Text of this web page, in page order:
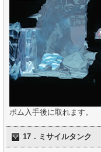
ボム入手後に取れます。
17．ミサイルタンク